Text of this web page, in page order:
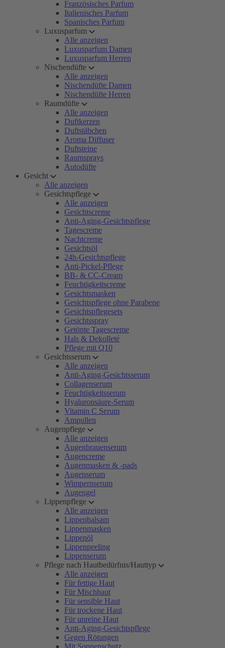
Französisches Parfum
Italienisches Parfum
Spanisches Parfum
Luxusparfum
Alle anzeigen
Luxusparfum Damen
Luxusparfum Herren
Nischendüfte
Alle anzeigen
Nischendüfte Damen
Nischendüfte Herren
Raumdüfte
Alle anzeigen
Duftkerzen
Duftstäbchen
Aroma Diffuser
Duftsteine
Raumsprays
Autodüfte
Gesicht
Alle anzeigen
Gesichtspflege
Alle anzeigen
Gesichtscreme
Anti-Aging-Gesichtspflege
Tagescreme
Nachtcreme
Gesichtsöl
24h-Gesichtspflege
Anti-Pickel-Pflege
BB- & CC-Cream
Feuchtigkeitscreme
Gesichtsmasken
Gesichtspflege ohne Parabene
Gesichtspflegesets
Gesichtsspray
Getönte Tagescreme
Hals & Dekolleté
Pflege mit Q10
Gesichtsserum
Alle anzeigen
Anti-Aging-Gesichtsserum
Collagenserum
Feuchtigkeitsserum
Hyaluronsäure-Serum
Vitamin C Serum
Ampullen
Augenpflege
Alle anzeigen
Augenbrauenserum
Augencreme
Augenmasken & -pads
Augenserum
Wimpernserum
Augengel
Lippenpflege
Alle anzeigen
Lippenbalsam
Lippenmasken
Lippenöl
Lippenpeeling
Lippenserum
Pflege nach Hautbedürfnis/Hauttyp
Alle anzeigen
Für fettige Haut
Für Mischhaut
Für sensible Haut
Für trockene Haut
Für unreine Haut
Anti-Aging-Gesichtspflege
Gegen Rötungen
Mit Sonnenschutz